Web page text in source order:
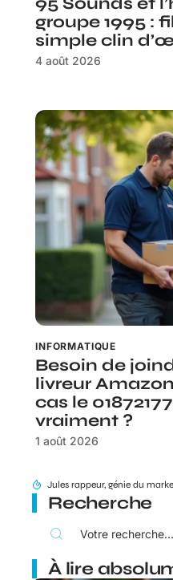
groupe 1995 :
simple clin
4 août 2026
INFORMATIQUE
Besoin de
livreur
cas le
vraiment ?
1 août 2026
Recherche
À lire